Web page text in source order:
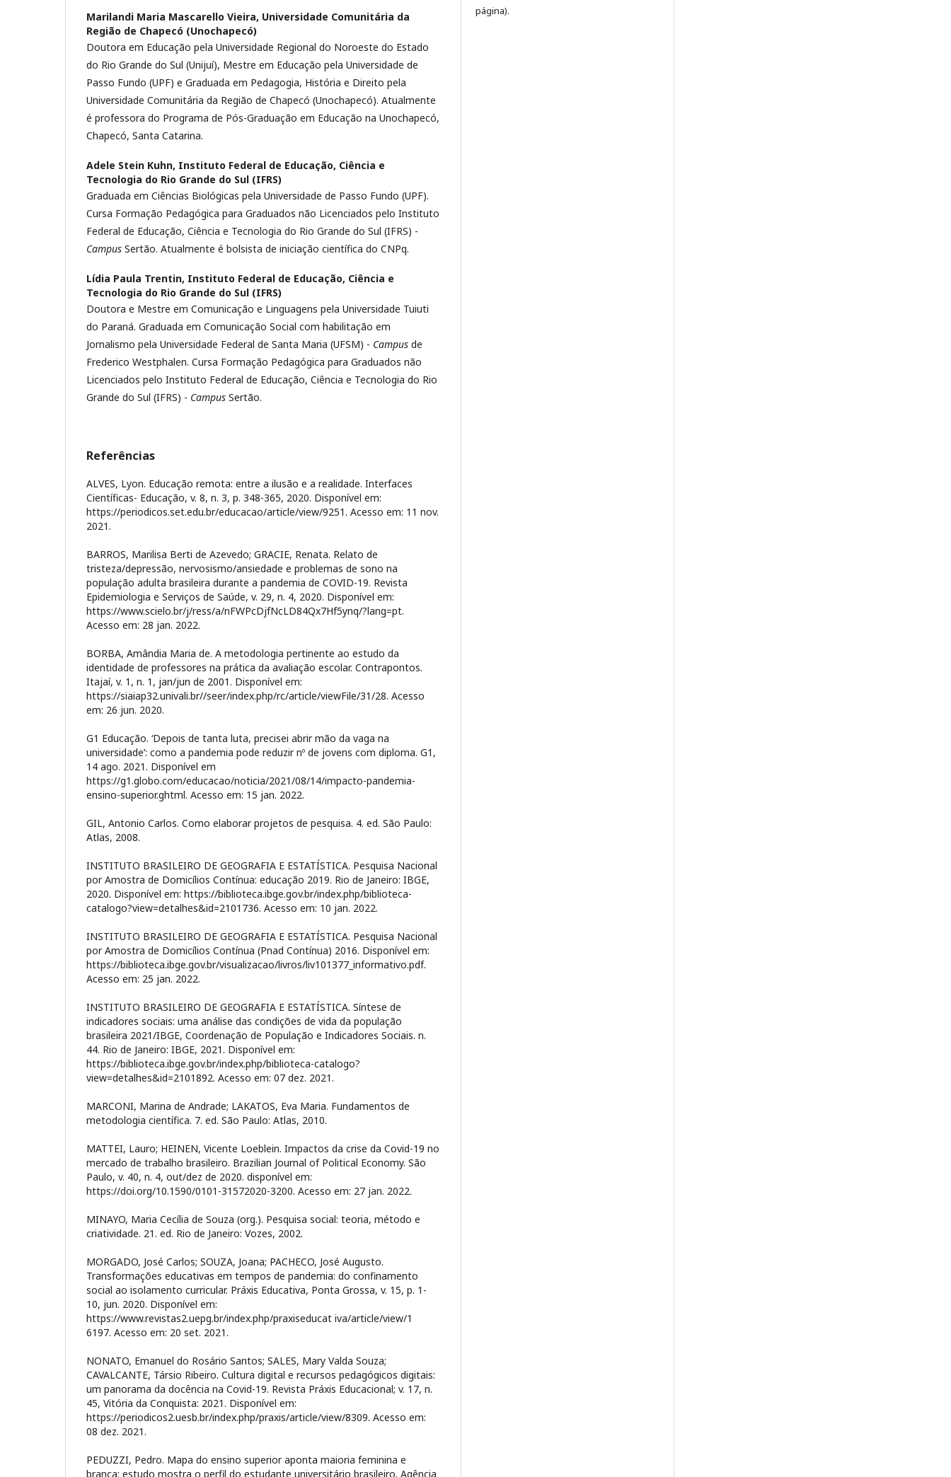
Marilandi Maria Mascarello Vieira, Universidade Comunitária da
Região de Chapecó (Unochapecó)
Doutora em Educação pela Universidade Regional do Noroeste do Estado
do Rio Grande do Sul (Unijuí), Mestre em Educação pela Universidade de
Passo Fundo (UPF) e Graduada em Pedagogia, História e Direito pela
Universidade Comunitária da Região de Chapecó (Unochapecó). Atualmente
é professora do Programa de Pós-Graduação em Educação na Unochapecó,
Chapecó, Santa Catarina.
Adele Stein Kuhn, Instituto Federal de Educação, Ciência e
Tecnologia do Rio Grande do Sul (IFRS)
Graduada em Ciências Biológicas pela Universidade de Passo Fundo (UPF).
Cursa Formação Pedagógica para Graduados não Licenciados pelo Instituto
Federal de Educação, Ciência e Tecnologia do Rio Grande do Sul (IFRS) -
Campus Sertão. Atualmente é bolsista de iniciação científica do CNPq.
Lídia Paula Trentin, Instituto Federal de Educação, Ciência e
Tecnologia do Rio Grande do Sul (IFRS)
Doutora e Mestre em Comunicação e Linguagens pela Universidade Tuiuti
do Paraná. Graduada em Comunicação Social com habilitação em
Jornalismo pela Universidade Federal de Santa Maria (UFSM) - Campus de
Frederico Westphalen. Cursa Formação Pedagógica para Graduados não
Licenciados pelo Instituto Federal de Educação, Ciência e Tecnologia do Rio
Grande do Sul (IFRS) - Campus Sertão.
Referências
ALVES, Lyon. Educação remota: entre a ilusão e a realidade. Interfaces
Científicas- Educação, v. 8, n. 3, p. 348-365, 2020. Disponível em:
https://periodicos.set.edu.br/educacao/article/view/9251. Acesso em: 11 nov.
2021.
BARROS, Marilisa Berti de Azevedo; GRACIE, Renata. Relato de
tristeza/depressão, nervosismo/ansiedade e problemas de sono na
população adulta brasileira durante a pandemia de COVID-19. Revista
Epidemiologia e Serviços de Saúde, v. 29, n. 4, 2020. Disponível em:
https://www.scielo.br/j/ress/a/nFWPcDjfNcLD84Qx7Hf5ynq/?lang=pt.
Acesso em: 28 jan. 2022.
BORBA, Amândia Maria de. A metodologia pertinente ao estudo da
identidade de professores na prática da avaliação escolar. Contrapontos.
Itajaí, v. 1, n. 1, jan/jun de 2001. Disponível em:
https://siaiap32.univali.br//seer/index.php/rc/article/viewFile/31/28. Acesso
em: 26 jun. 2020.
G1 Educação. ‘Depois de tanta luta, precisei abrir mão da vaga na
universidade’: como a pandemia pode reduzir nº de jovens com diploma. G1,
14 ago. 2021. Disponível em
https://g1.globo.com/educacao/noticia/2021/08/14/impacto-pandemia-
ensino-superior.ghtml. Acesso em: 15 jan. 2022.
GIL, Antonio Carlos. Como elaborar projetos de pesquisa. 4. ed. São Paulo:
Atlas, 2008.
INSTITUTO BRASILEIRO DE GEOGRAFIA E ESTATÍSTICA. Pesquisa Nacional
por Amostra de Domicílios Contínua: educação 2019. Rio de Janeiro: IBGE,
2020. Disponível em: https://biblioteca.ibge.gov.br/index.php/biblioteca-
catalogo?view=detalhes&id=2101736. Acesso em: 10 jan. 2022.
INSTITUTO BRASILEIRO DE GEOGRAFIA E ESTATÍSTICA. Pesquisa Nacional
por Amostra de Domicílios Contínua (Pnad Contínua) 2016. Disponível em:
https://biblioteca.ibge.gov.br/visualizacao/livros/liv101377_informativo.pdf.
Acesso em: 25 jan. 2022.
INSTITUTO BRASILEIRO DE GEOGRAFIA E ESTATÍSTICA. Síntese de
indicadores sociais: uma análise das condições de vida da população
brasileira 2021/IBGE, Coordenação de População e Indicadores Sociais. n.
44. Rio de Janeiro: IBGE, 2021. Disponível em:
https://biblioteca.ibge.gov.br/index.php/biblioteca-catalogo?
view=detalhes&id=2101892. Acesso em: 07 dez. 2021.
MARCONI, Marina de Andrade; LAKATOS, Eva Maria. Fundamentos de
metodologia científica. 7. ed. São Paulo: Atlas, 2010.
MATTEI, Lauro; HEINEN, Vicente Loeblein. Impactos da crise da Covid-19 no
mercado de trabalho brasileiro. Brazilian Journal of Political Economy. São
Paulo, v. 40, n. 4, out/dez de 2020. disponível em:
https://doi.org/10.1590/0101-31572020-3200. Acesso em: 27 jan. 2022.
MINAYO, Maria Cecília de Souza (org.). Pesquisa social: teoria, método e
criatividade. 21. ed. Rio de Janeiro: Vozes, 2002.
MORGADO, José Carlos; SOUZA, Joana; PACHECO, José Augusto.
Transformações educativas em tempos de pandemia: do confinamento
social ao isolamento curricular. Práxis Educativa, Ponta Grossa, v. 15, p. 1-
10, jun. 2020. Disponível em:
https://www.revistas2.uepg.br/index.php/praxiseducat iva/article/view/1
6197. Acesso em: 20 set. 2021.
NONATO, Emanuel do Rosário Santos; SALES, Mary Valda Souza;
CAVALCANTE, Társio Ribeiro. Cultura digital e recursos pedagógicos digitais:
um panorama da docência na Covid-19. Revista Práxis Educacional; v. 17, n.
45, Vitória da Conquista: 2021. Disponível em:
https://periodicos2.uesb.br/index.php/praxis/article/view/8309. Acesso em:
08 dez. 2021.
PEDUZZI, Pedro. Mapa do ensino superior aponta maioria feminina e
branca: estudo mostra o perfil do estudante universitário brasileiro. Agência
página).